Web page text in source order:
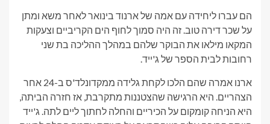
הם עברו ליחידה עם אמה של ארנוד בינואר לאחר משא ומתן
על שכר דירה טוב. זה היה סמוך לחוף הים הקריביים וצעקות
המקאו מילאו את הבוקר שלהם במהלך ההליכה בת שני
רחובות לבית הספר של ג'ייד.
ארנו אמרה שהם הלכו לקחת גלידה ממקדונלד'ס ב-24 אחר
הצהריים. היא הרגישה שהצטננות מתקרבת, אז חזרה הביתה,
היא הניחה קומקום על הכיריים והחלה לחתוך ליים לתה. ג'ייד